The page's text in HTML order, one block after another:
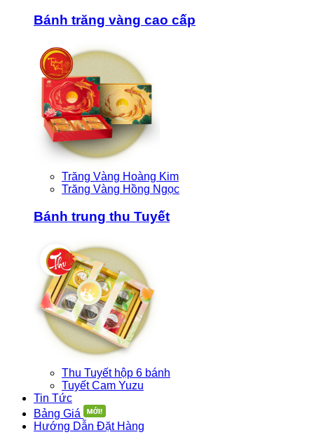
Bánh trăng vàng cao cấp
Trăng Vàng Hoàng Kim
Trăng Vàng Hồng Ngọc
Bánh trung thu Tuyết
Thu Tuyết hộp 6 bánh
Tuyết Cam Yuzu
Tin Tức
Bảng Giá
Hướng Dẫn Đặt Hàng